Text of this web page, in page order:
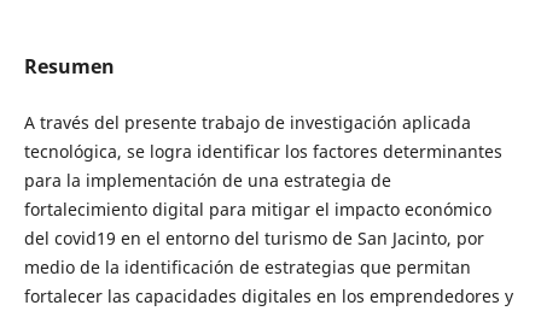
Resumen
A través del presente trabajo de investigación aplicada
tecnológica, se logra identificar los factores determinantes
para la implementación de una estrategia de
fortalecimiento digital para mitigar el impacto económico
del covid19 en el entorno del turismo de San Jacinto, por
medio de la identificación de estrategias que permitan
fortalecer las capacidades digitales en los emprendedores y